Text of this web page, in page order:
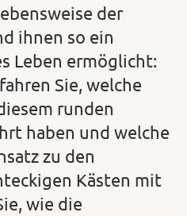
der
ihnen so ein
Leben ermöglicht:
Sie, welche
runden
haben und welche
zu den
Kästen mit
wie die